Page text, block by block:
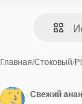
Главная/Стоковый/
Свежий